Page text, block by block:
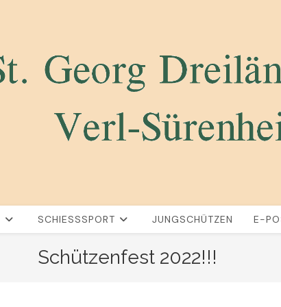
SCHIESSSPORT JUNGSCHÜTZEN E-
Schützenfest 2022!!!